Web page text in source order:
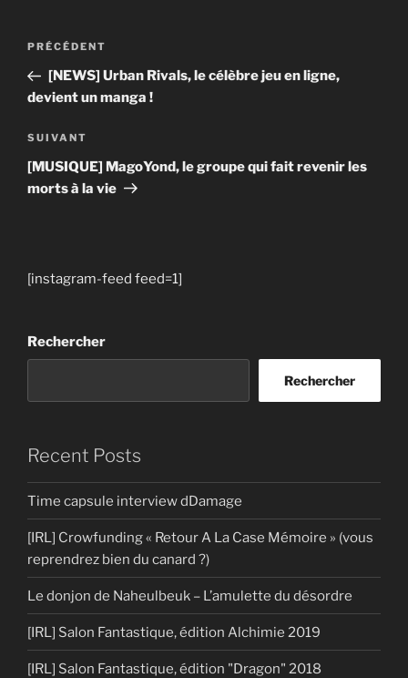
Navigation
l’article
Article
précédent
PRÉCÉDENT
[NEWS] Urban Rivals, le célèbre jeu en ligne,
devient un manga !
Article
suivant
SUIVANT
[MUSIQUE] MagoYond, le groupe qui fait revenir les
morts à la vie
[instagram-feed feed=1]
Rechercher
Rechercher
Recent Posts
Time capsule interview dDamage
[IRL] Crowfunding « Retour A La Case Mémoire » (vous
reprendrez bien du canard ?)
Le donjon de Naheulbeuk – L’amulette du désordre
[IRL] Salon Fantastique, édition Alchimie 2019
[IRL] Salon Fantastique, édition "Dragon" 2018